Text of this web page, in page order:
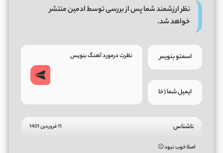
نظر ارزشمند شما پس از بررسی توسط ادمین منتشر
خواهد شد.
ناشناس 11 فروردین 1401
اصلا خوب نبود😐